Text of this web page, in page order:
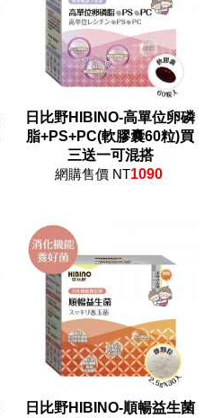
日比野HIBINO-高單位卵磷
脂+PS+PC(軟膠囊60粒)買
三送一可混搭
網購售價 NT1090
日比野HIBINO-順暢益生菌